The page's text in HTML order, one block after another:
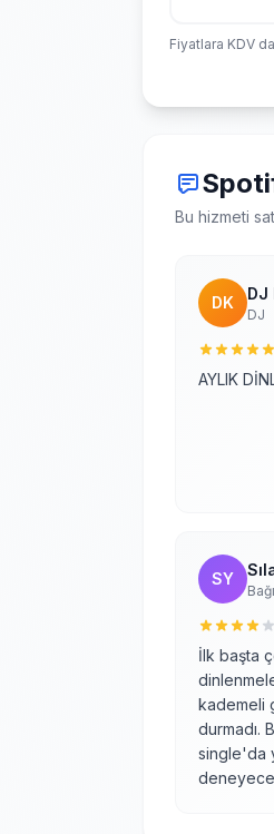
Fiyatlara KDV
Bu hizmeti
DK DJ
DJ
AYLIK
SY
İlk başta
kademeli
durmadı.
single'da